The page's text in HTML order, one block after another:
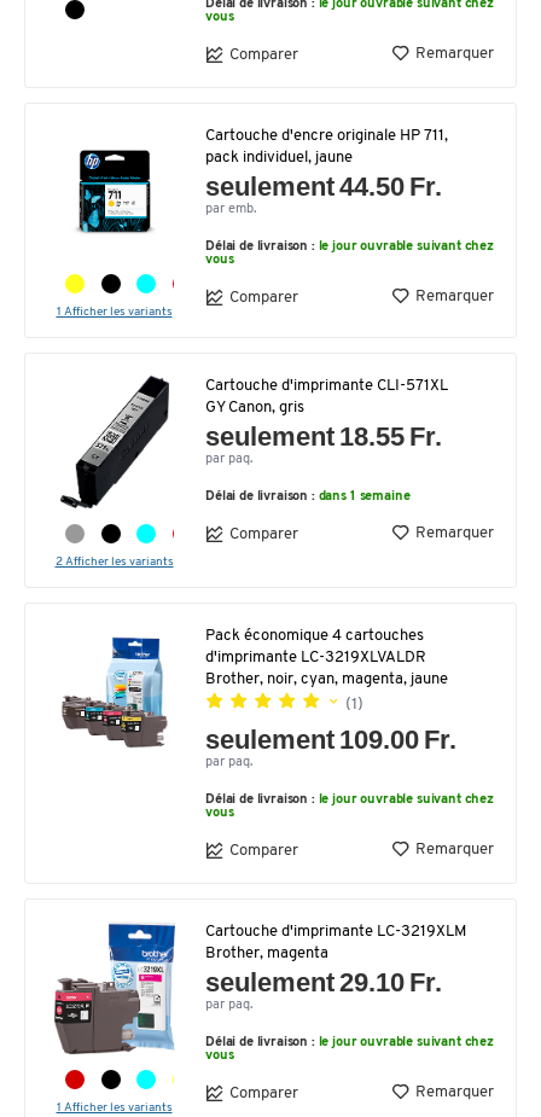
Délai de livraison : le jour ouvrable suivant chez
vous
Comparer Remarquer
1 Afficher les variants
Cartouche d'encre originale HP 711,
pack individuel, jaune
seulement 44.50 Fr.
par emb.
Délai de livraison : le jour ouvrable suivant chez
vous
Comparer Remarquer
2 Afficher les variants
Cartouche d'imprimante CLI-571XL
GY Canon, gris
seulement 18.55 Fr.
par paq.
Délai de livraison : dans 1 semaine
Comparer Remarquer
Pack économique 4 cartouches
d'imprimante LC-3219XLVALDR
Brother, noir, cyan, magenta, jaune
(1)
seulement 109.00 Fr.
par paq.
Délai de livraison : le jour ouvrable suivant chez
vous
Comparer Remarquer
1 Afficher les variants
Cartouche d'imprimante LC-3219XLM
Brother, magenta
seulement 29.10 Fr.
par paq.
Délai de livraison : le jour ouvrable suivant chez
vous
Comparer Remarquer